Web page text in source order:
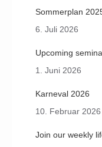
Sommerplan
6. Juli 2026
Upcoming
1. Juni 2026
Karneval 2026
10. Februar 2026
Join our weekly